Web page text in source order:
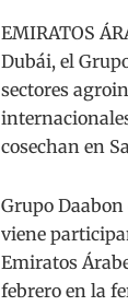
EMIRATOS
Dubái, el
sectores
cosechan en
Grupo Daabon
viene
Emiratos
febrero en la